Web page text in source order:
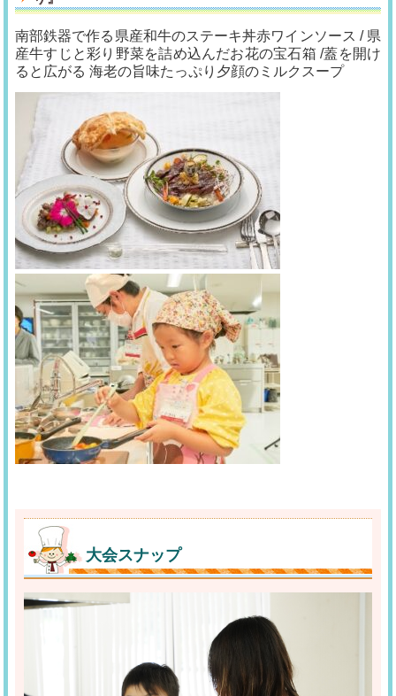
南部鉄器で作る県産和牛のステーキ丼赤ワインソース / 県
産牛すじと彩り野菜を詰め込んだお花の宝石箱 /蓋を開け
ると広がる 海老の旨味たっぷり夕顔のミルクスープ
大会スナップ